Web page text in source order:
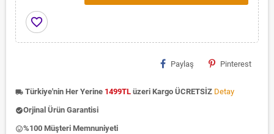
favorite_border
Paylaş Pinterest
local_shipping Türkiye'nin Her Yerine 1499TL üzeri Kargo ÜCRETSİZ Detay
check_circleOrjinal Ürün Garantisi
insert_emoticon%100 Müşteri Memnuniyeti